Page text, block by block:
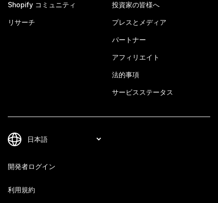
Shopify コミュニティ
リサーチ
投資家の皆様へ
プレスとメディア
パートナー
アフィリエイト
法的事項
サービスステータス
開発者ログイン
利用規約